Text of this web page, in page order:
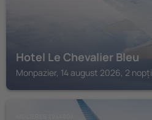
Hotel Le Chevalier Bleu
Monpazier, 14 august 2026, 2 nopți